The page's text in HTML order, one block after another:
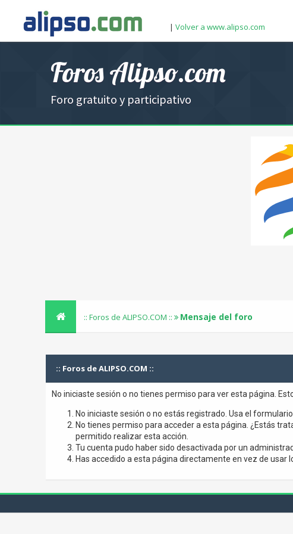
| Volver a www.alipso.com
Foros Alipso.com
Foro gratuito y participativo
:: Foros de ALIPSO.COM :: Mensaje del foro
:: Foros de ALIPSO.COM ::
No iniciaste sesión o no tienes permiso para ver esta página.
No iniciaste sesión o no estás registrado. Usa el
No tienes permiso para acceder a esta página. ¿Estás
permitido realizar esta acción.
Tu cuenta pudo haber sido desactivada por un
Has accedido a esta página directamente en vez de usar